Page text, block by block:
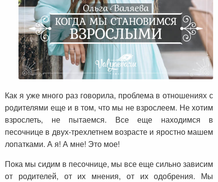
Как я уже много раз говорила, проблема в отношениях с
родителями еще и в том, что мы не взрослеем. Не хотим
взрослеть, не пытаемся. Все еще находимся в
песочнице в двух-трехлетнем возрасте и яростно машем
лопатками. А я! А мне! Это мое!
Пока мы сидим в песочнице, мы все еще сильно зависим
от родителей, от их мнения, от их одобрения. Мы